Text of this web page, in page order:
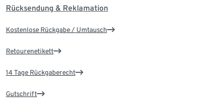
Rücksendung & Reklamation
Kostenlose Rückgabe / Umtausch
Retourenetikett
14 Tage Rückgaberecht
Gutschrift